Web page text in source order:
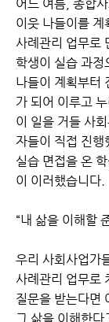
어느 여름, 종합
이웃 나들이를 계
사례관리 업무로
학생이 실습 과정
나들이 계획부터
가 되어 이루고
이 일을 거들 사
자들이 직접 진행
실습 면접을 온
이 이러했습니다.
“내 삶을 이해할
우리 사회사업가
사례관리 업무로
질문을 받는다면
그 삶을 이해한